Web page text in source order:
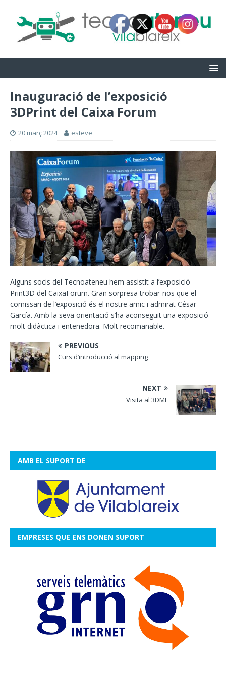
Inauguració de l’exposició
3DPrint del Caixa Forum
20 març 2024 esteve
Alguns socis del Tecnoateneu hem assistit a l’exposició
Print3D del CaixaForum. Gran sorpresa trobar-nos que el
comissari de l’exposició és el nostre amic i admirat César
García. Amb la seva orientació s’ha aconseguit una exposició
molt didàctica i entenedora. Molt recomanable.
PREVIOUS
Curs d’introducció al mapping
NEXT
Visita al 3DML
AMB EL SUPORT DE
EMPRESES QUE ENS DONEN SUPORT